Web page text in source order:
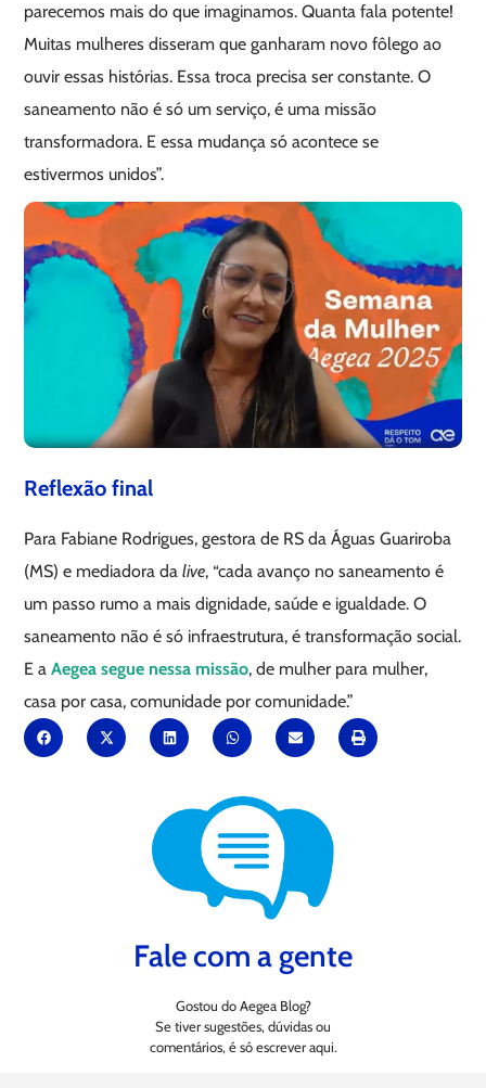
parecemos mais do que imaginamos. Quanta fala potente!
Muitas mulheres disseram que ganharam novo fôlego ao
ouvir essas histórias. Essa troca precisa ser constante. O
saneamento não é só um serviço, é uma missão
transformadora. E essa mudança só acontece se
estivermos unidos”.
Reflexão final
Para Fabiane Rodrigues, gestora de RS da Águas Guariroba
(MS) e mediadora dalive, “cada avanço no saneamento é
um passo rumo a mais dignidade, saúde e igualdade. O
saneamento não é só infraestrutura, é transformação social.
E aAegea segue nessa missão, de mulher para mulher,
casa por casa, comunidade por comunidade.”
Fale com a gente
Gostou do Aegea Blog?
Se tiver sugestões, dúvidas ou
comentários, é só escrever aqui.